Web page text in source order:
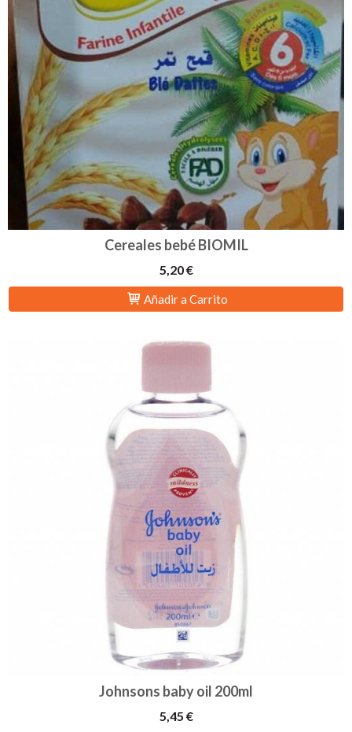
Cereales bebé BIOMIL
5,20 €
Añadir a Carrito
Johnsons baby oil 200ml
5,45 €